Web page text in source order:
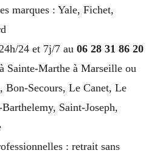
marques : Yale, Fichet,
24 et 7j/7 au 06 28 31 86 20
Sainte-Marthe à Marseille ou
Bon-Secours, Le Canet, Le
Saint-Joseph,
: retrait sans